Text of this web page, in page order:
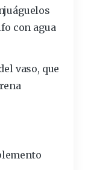
con agua
vaso, que